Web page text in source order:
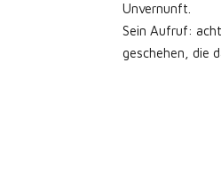
Unvernunft.
Sein Aufruf:
geschehen, die